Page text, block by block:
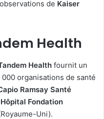
de Kaiser
Health
Health fournit un
organisations de santé
Ramsay Santé
Hôpital Fondation
Uni).